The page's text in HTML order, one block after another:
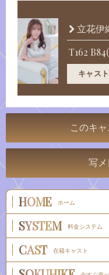
立花伊
T162
キャス
このキ
写メ
HOME ホーム
SYSTEM 料金システム
CAST 在籍キャスト